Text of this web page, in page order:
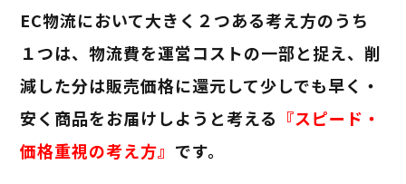
EC物流において大きく２つある考え方のうち
１つは、物流費を運営コストの一部と捉え、削
減した分は販売価格に還元して少しでも早く・
安く商品をお届けしようと考える 『スピード・
価格重視の考え方』 です。